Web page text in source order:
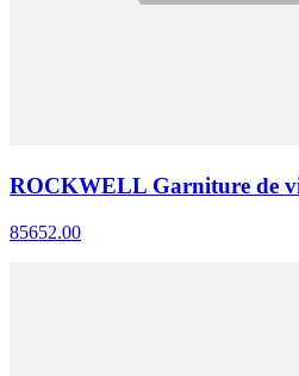
ROCKWELL Garniture de
85652.00